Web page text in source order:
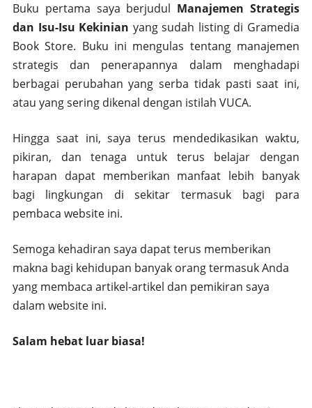
Buku pertama saya berjudul Manajemen Strategis
dan Isu-Isu Kekinian yang sudah listing di Gramedia
Book Store. Buku ini mengulas tentang manajemen
strategis dan penerapannya dalam menghadapi
berbagai perubahan yang serba tidak pasti saat ini,
atau yang sering dikenal dengan istilah VUCA.
Hingga saat ini, saya terus mendedikasikan waktu,
pikiran, dan tenaga untuk terus belajar dengan
harapan dapat memberikan manfaat lebih banyak
bagi lingkungan di sekitar termasuk bagi para
pembaca website ini.
Semoga kehadiran saya dapat terus memberikan
makna bagi kehidupan banyak orang termasuk Anda
yang membaca artikel-artikel dan pemikiran saya
dalam website ini.
Salam hebat luar biasa!